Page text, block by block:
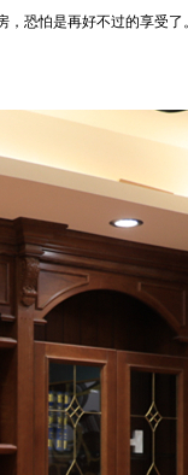
，恐怕是再好不过的享受了